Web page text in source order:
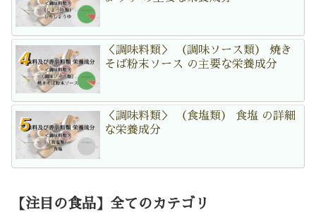
＜調味料類＞ （調味ソース類） 焼き
そば粉末ソース の主要な栄養成分
＜調味料類＞ （食塩類） 食塩 の詳細
な栄養成分
【注目の食品】全てのカテゴリ